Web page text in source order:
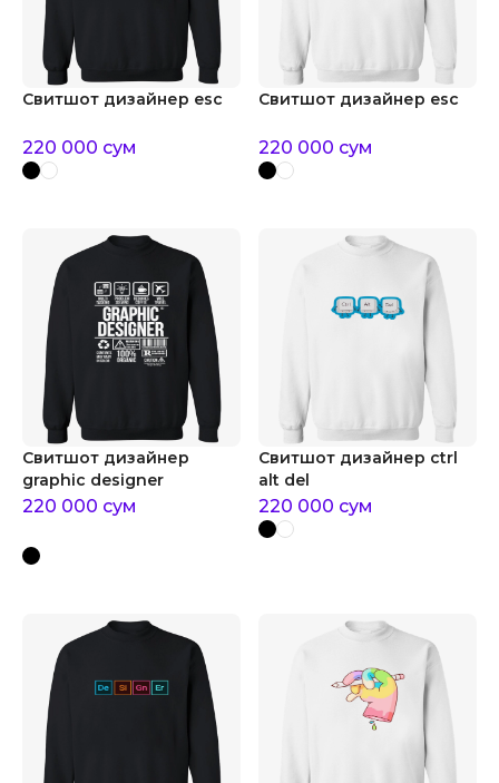
Свитшот дизайнер esc
220 000 сум
Свитшот дизайнер esc
220 000 сум
Свитшот дизайнер
graphic designer
220 000 сум
Свитшот дизайнер ctrl
alt del
220 000 сум